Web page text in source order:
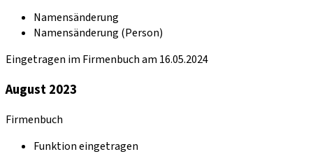
Namensänderung
Namensänderung (Person)
Eingetragen im Firmenbuch am 16.05.2024
August 2023
Firmenbuch
Funktion eingetragen